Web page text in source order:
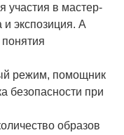
в мастер-
экспозиция. А
режим, помощник
безопасности при
образов